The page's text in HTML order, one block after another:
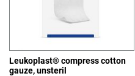
Leukoplast® compress cotton
gauze, unsteril